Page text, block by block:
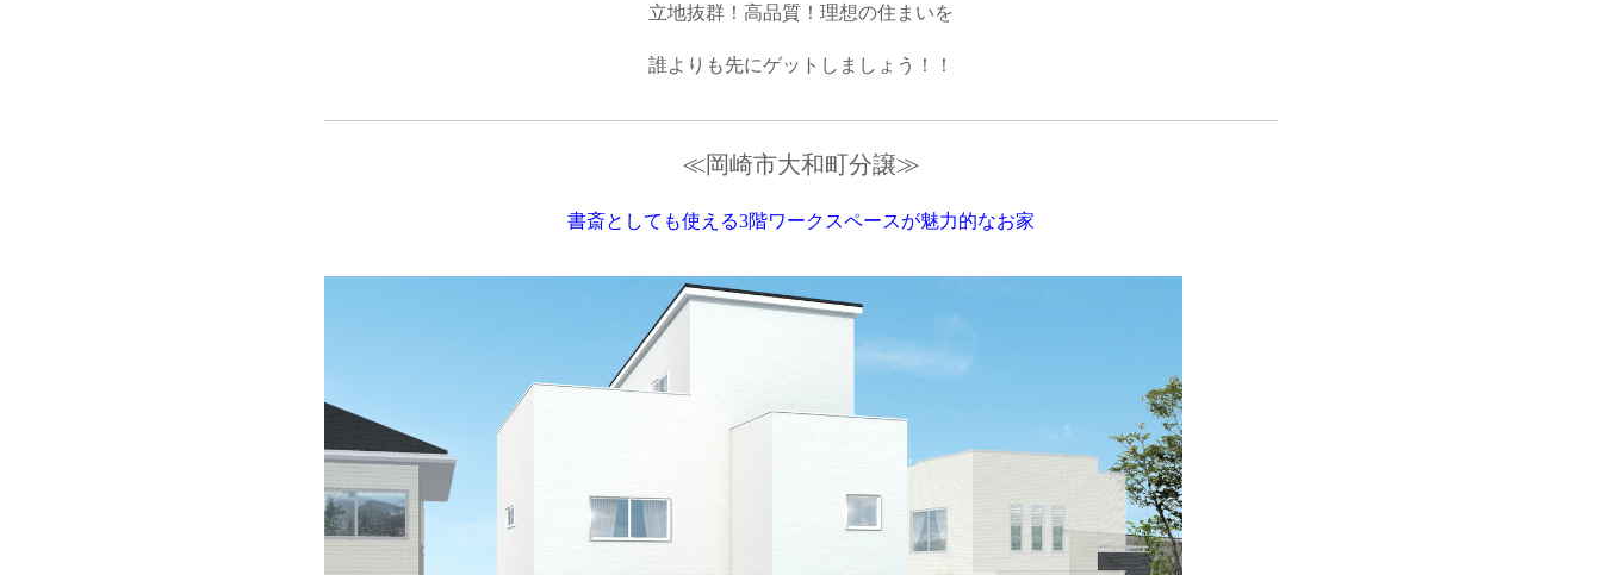
立地抜群！高品質！ 理想の住まいを
誰よりも先にゲットしましょう！！
≪岡崎市大和町分譲≫
書斎としても使える3階ワークスペースが魅力的なお家